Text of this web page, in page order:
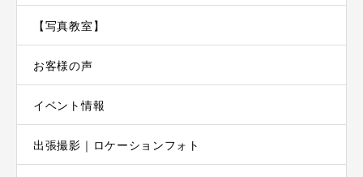
【写真教室】
お客様の声
イベント情報
出張撮影｜ロケーションフォト